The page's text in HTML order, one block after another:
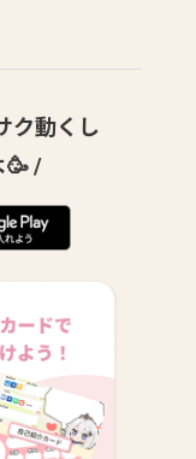
ク動くし
🥳 /